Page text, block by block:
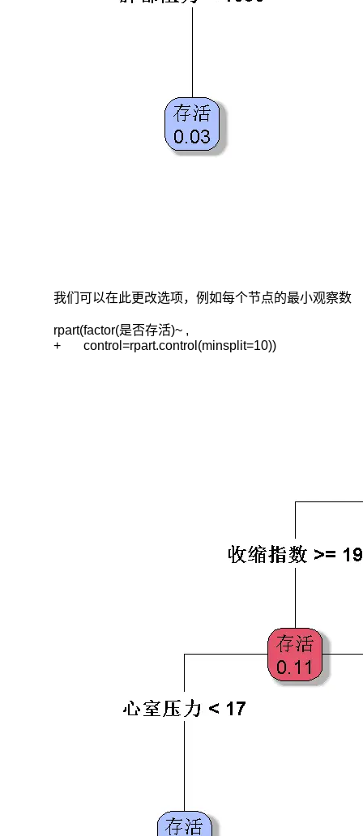
我们可以在此更改选项，例如每个节点的最小观察数
rpart(factor(是否存活)~ ,
+       control=rpart.control(minsplit=10))